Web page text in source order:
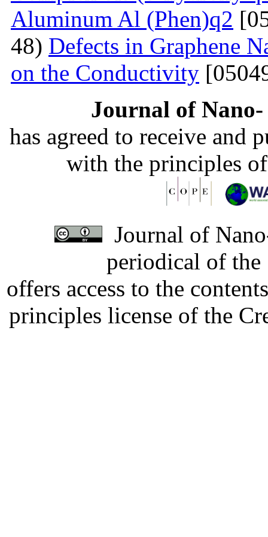
Aluminum Al (Phen)q2
48) Defects in Graphene
on the Conductivity
Journal of
has agreed to receive and
with the principles
Journal of
periodical of
offers access to the
principles license of the